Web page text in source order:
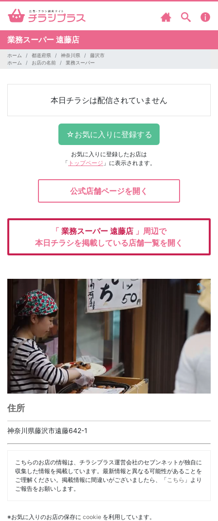
業務スーパー 遠藤店
ホーム 都道府県 神奈川県
藤沢市
ホーム
お店の名前 業務スーパー
本日チラシは配信されていません
お気に入りに登録したお店は
「 トップページ 」に表示されます。
公式店舗ページを開く
「 業務スーパー 遠藤店 」周辺で
本日チラシを掲載している店舗一覧を開く
住所
神奈川県藤沢市遠藤642-1
こちらのお店の情報は、チラシプラス運営会社のセブンネットが独自に
収集した情報を掲載しています。最新情報と異なる可能性があることを
ご理解ください。掲載情報に間違いがございましたら、「 こちら 」より
ご報告をお願いします。
※お気に入りのお店の保存に cookie を利用しています。